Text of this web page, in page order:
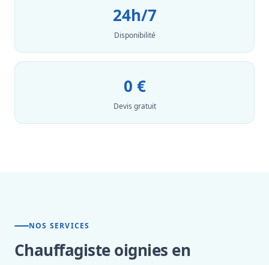
24h/7
Disponibilité
0 €
Devis gratuit
NOS SERVICES
Chauffagiste oignies en